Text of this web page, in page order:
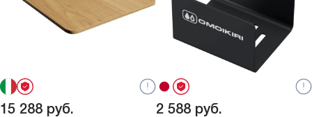
15 288 руб. 2 588 руб.